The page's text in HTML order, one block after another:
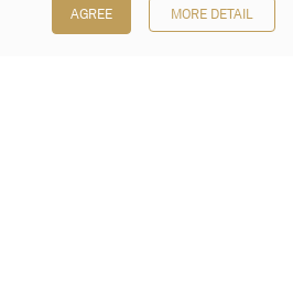
AGREE MORE DETAIL